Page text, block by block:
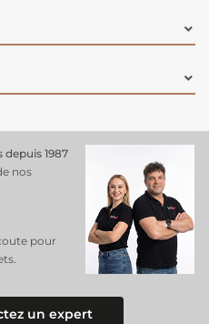
plâtres,...). La sous-couche
film uniforme idéale pour
depuis 1987
nos
pour
un expert